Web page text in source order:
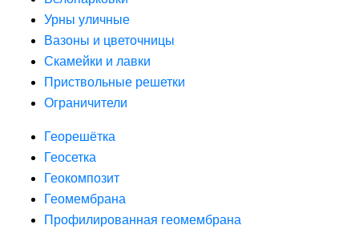
Урны уличные
Вазоны и цветочницы
Скамейки и лавки
Приствольные решетки
Ограничители
Георешётка
Геосетка
Геокомпозит
Геомембрана
Профилированная геомембрана